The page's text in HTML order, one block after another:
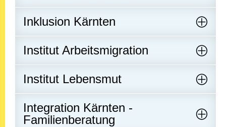
Inklusion Kärnten
Institut Arbeitsmigration
Institut Lebensmut
Integration Kärnten -
Familienberatung